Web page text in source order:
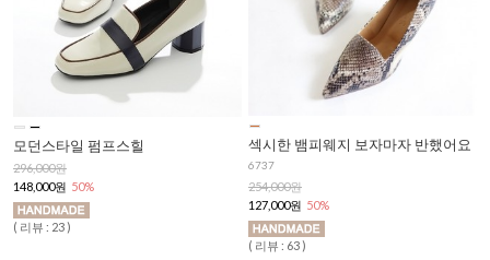
모던스타일 펌프스힐
296,000원
148,000원 50%
( 리뷰 : 23 )
섹시한 뱀피웨지 보자마자 반했어요
6737
254,000원
127,000원 50%
( 리뷰 : 63 )